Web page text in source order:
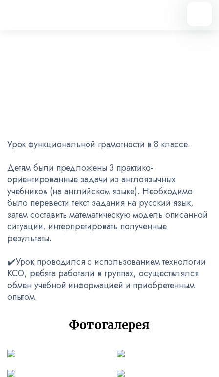
Урок функциональной грамотности в 8 классе.
Детям были предложены 3 практико-
ориентированные задачи из англоязычных
учебников (на английском языке). Необходимо
было перевести текст задания на русский язык,
затем составить математическую модель описанной
ситуации, интерпретировать полученные
результаты.
✔️Урок проводился с использованием технологии
КСО, ребята работали в группах, осуществлялся
обмен учебной информацией и приобретенным
опытом.
Фотогалерея